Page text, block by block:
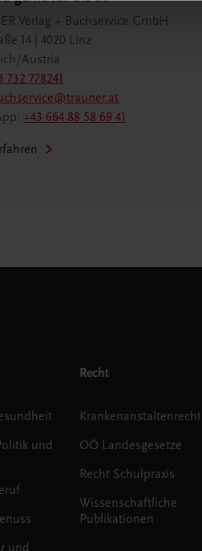
Verlag + Buchservice GmbH
14 | 4020 Linz
Austria
732 778241
+43 664 88 58 69 41
und
und
Recht
Krankenanstaltenrecht
OÖ Landesgesetze
Recht Schulpraxis
Wissenschaftliche
Publikationen